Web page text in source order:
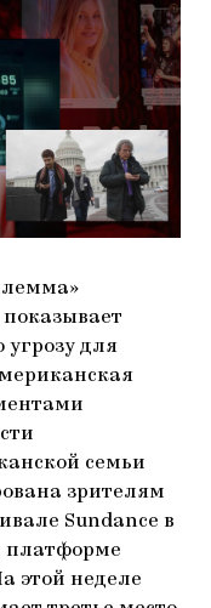
МИСТЕЦТВО
СВЯТА
угрозу для
семьи
зрителям
Sundance в
платформе
этой неделе